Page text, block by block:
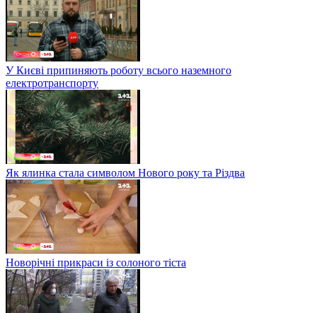
У Києві припиняють роботу всього наземного
електротранспорту
Як ялинка стала символом Нового року та Різдва
Новорічні прикраси із солоного тіста